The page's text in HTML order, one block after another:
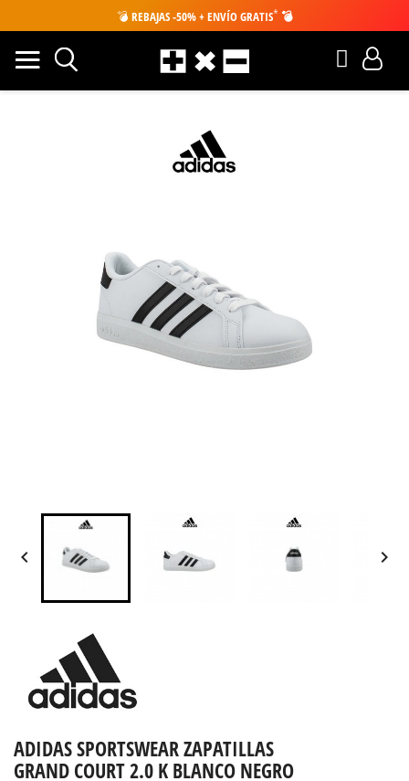
💣 REBAJAS -50% + ENVÍO GRATIS* 💣
 
ADIDAS SPORTSWEAR ZAPATILLAS
GRAND COURT 2.0 K BLANCO NEGRO